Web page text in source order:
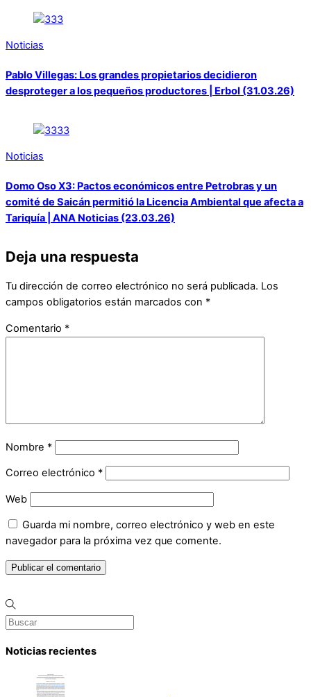
Noticias
Pablo Villegas: Los grandes propietarios decidieron
desproteger a los pequeños productores | Erbol (31.03.26)
Noticias
Domo Oso X3: Pactos económicos entre Petrobras y un
comité de Saicán permitió la Licencia Ambiental que afecta a
Tariquía | ANA Noticias (23.03.26)
Deja una respuesta
Tu dirección de correo electrónico no será publicada. Los
campos obligatorios están marcados con *
Comentario *
Nombre *
Correo electrónico *
Web
Guarda mi nombre, correo electrónico y web en este
navegador para la próxima vez que comente.
Noticias recientes